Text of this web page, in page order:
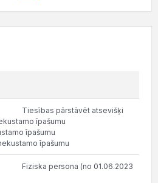
Tiesības pārstāvēt atsevišķi
īpašumu
īpašumu
īpašumu
Fiziska persona (no 01.06.2023